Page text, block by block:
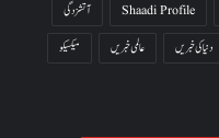
Shaadi Profile
آتشزدگی
دنیا کی خبریں عالمی خبریں
میکسیکو